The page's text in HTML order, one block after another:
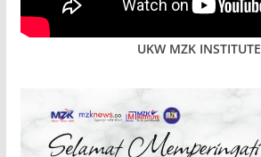
UKW MZK INSTITUTE